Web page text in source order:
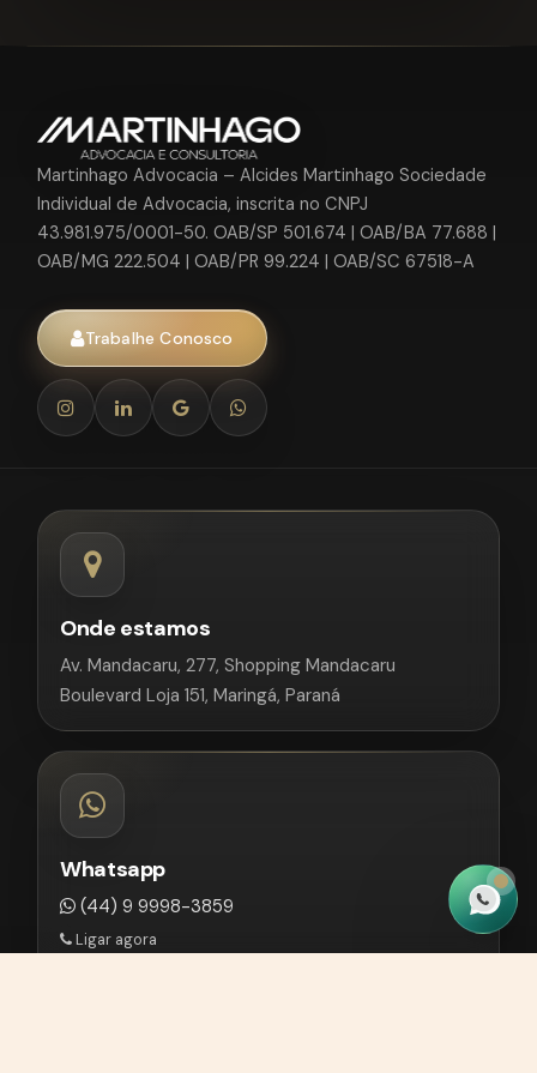
Martinhago Advocacia – Alcides Martinhago Sociedade
Individual de Advocacia, inscrita no CNPJ
43.981.975/0001-50. OAB/SP 501.674 | OAB/BA 77.688 |
OAB/MG 222.504 | OAB/PR 99.224 | OAB/SC 67518-A
Trabalhe Conosco
Onde estamos
Av. Mandacaru, 277, Shopping Mandacaru
Boulevard Loja 151, Maringá, Paraná
Whatsapp
(44) 9 9998-3859
Ligar agora